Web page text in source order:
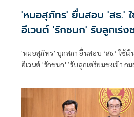
'หมอสุภัทร' ยื่นสอบ 'สธ.'
อีเวนต์ 'รักชนก' รับลูกเร่ง
'หมอสุภัทร’ บุกสภา ยื่นสอบ ‘สธ.’ ใช้เ
อีเวนต์ 'รักชนก' ’รับลูกเตรียมชงเข้า ก